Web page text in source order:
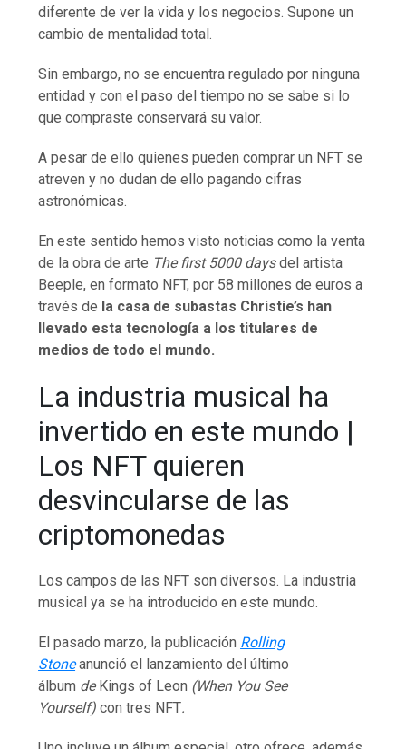
diferente de ver la vida y los negocios. Supone un
cambio de mentalidad total.
Sin embargo, no se encuentra regulado por ninguna
entidad y con el paso del tiempo no se sabe si lo
que compraste conservará su valor.
A pesar de ello quienes pueden comprar un NFT se
atreven y no dudan de ello pagando cifras
astronómicas.
En este sentido hemos visto noticias como la venta
de la obra de arte The first 5000 daysdel artista
Beeple, en formato NFT, por 58 millones de euros a
través de la casa de subastas Christie’s han
llevado esta tecnología a los titulares de
medios de todo el mundo.
La industria musical ha
invertido en este mundo |
Los NFT quieren
desvincularse de las
criptomonedas
Los campos de las NFT son diversos. La industria
musical ya se ha introducido en este mundo.
El pasado marzo, la publicación Rolling
Stone anunció el lanzamiento del último
álbum deKings of Leon (When You See
Yourself)con tres NFT.